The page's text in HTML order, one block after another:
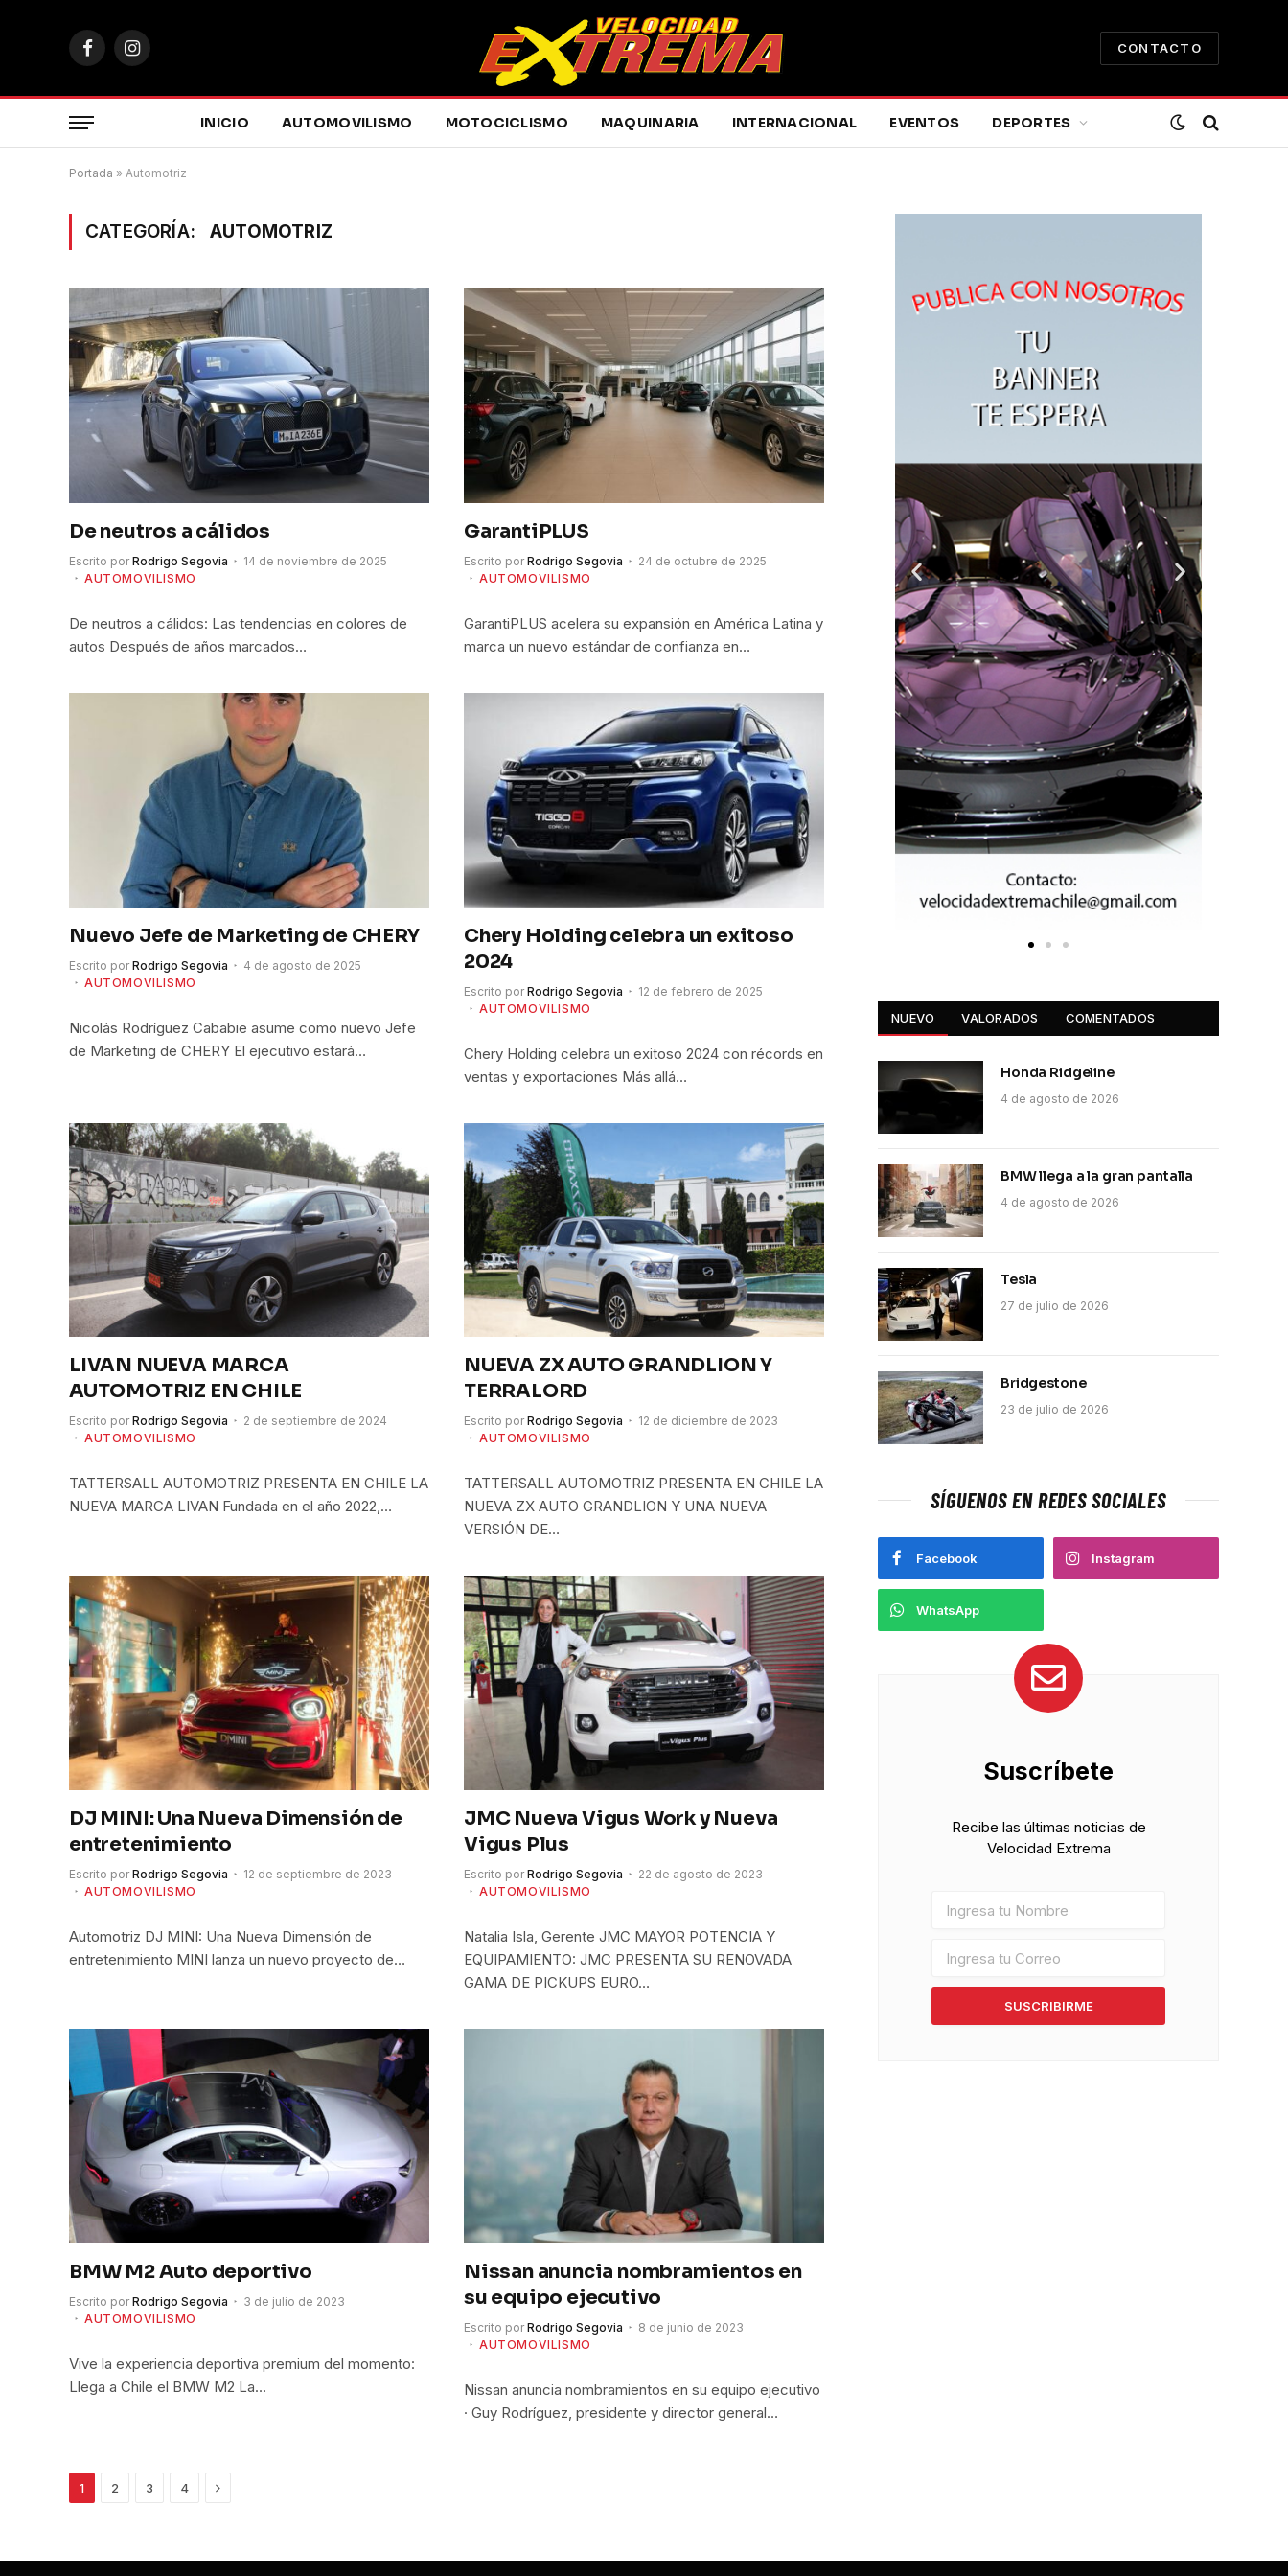
FacebookInstagram
CONTACTO
INICIO AUTOMOVILISMO MOTOCICLISMO MAQUINARIA INTERNACIONAL EVENTOS DEPORTES
Portada » Automotriz
CATEGORÍA: AUTOMOTRIZ
De neutros a cálidos
Escrito por Rodrigo Segovia
14 de noviembre de 2025
AUTOMOVILISMO
De neutros a cálidos: Las tendencias en colores de
autos Después de años marcados…
GarantiPLUS
Escrito por Rodrigo Segovia
24 de octubre de 2025
AUTOMOVILISMO
GarantiPLUS acelera su expansión en América Latina y
marca un nuevo estándar de confianza en…
Nuevo Jefe de Marketing de CHERY
Escrito por Rodrigo Segovia
4 de agosto de 2025
AUTOMOVILISMO
Nicolás Rodríguez Cababie asume como nuevo Jefe
de Marketing de CHERY El ejecutivo estará…
Chery Holding celebra un exitoso
2024
Escrito por Rodrigo Segovia
12 de febrero de 2025
AUTOMOVILISMO
Chery Holding celebra un exitoso 2024 con récords en
ventas y exportaciones Más allá…
LIVAN NUEVA MARCA
AUTOMOTRIZ EN CHILE
Escrito por Rodrigo Segovia
2 de septiembre de 2024
AUTOMOVILISMO
TATTERSALL AUTOMOTRIZ PRESENTA EN CHILE LA
NUEVA MARCA LIVAN Fundada en el año 2022,…
NUEVA ZX AUTO GRANDLION Y
TERRALORD
Escrito por Rodrigo Segovia
12 de diciembre de 2023
AUTOMOVILISMO
TATTERSALL AUTOMOTRIZ PRESENTA EN CHILE LA
NUEVA ZX AUTO GRANDLION Y UNA NUEVA
VERSIÓN DE…
DJ MINI: Una Nueva Dimensión de
entretenimiento
Escrito por Rodrigo Segovia
12 de septiembre de 2023
AUTOMOVILISMO
Automotriz DJ MINI: Una Nueva Dimensión de
entretenimiento MINI lanza un nuevo proyecto de…
JMC Nueva Vigus Work y Nueva
Vigus Plus
Escrito por Rodrigo Segovia
22 de agosto de 2023
AUTOMOVILISMO
Natalia Isla, Gerente JMC MAYOR POTENCIA Y
EQUIPAMIENTO: JMC PRESENTA SU RENOVADA
GAMA DE PICKUPS EURO…
BMW M2 Auto deportivo
Escrito por Rodrigo Segovia
3 de julio de 2023
AUTOMOVILISMO
Vive la experiencia deportiva premium del momento:
Llega a Chile el BMW M2 La…
Nissan anuncia nombramientos en
su equipo ejecutivo
Escrito por Rodrigo Segovia
8 de junio de 2023
AUTOMOVILISMO
Nissan anuncia nombramientos en su equipo ejecutivo
· Guy Rodríguez, presidente y director general…
1 2 3 4 Siguiente
NUEVO VALORADOS COMENTADOS
Honda Ridgeline
4 de agosto de 2026
BMW llega a la gran pantalla
4 de agosto de 2026
Tesla
27 de julio de 2026
Bridgestone
23 de julio de 2026
SÍGUENOS EN REDES SOCIALES
Facebook Instagram
WhatsApp
Suscríbete
Recibe las últimas noticias de
Velocidad Extrema
SUSCRIBIRME